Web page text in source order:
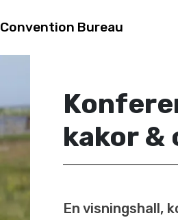
Convention Bureau
kakor &
En visningshall,